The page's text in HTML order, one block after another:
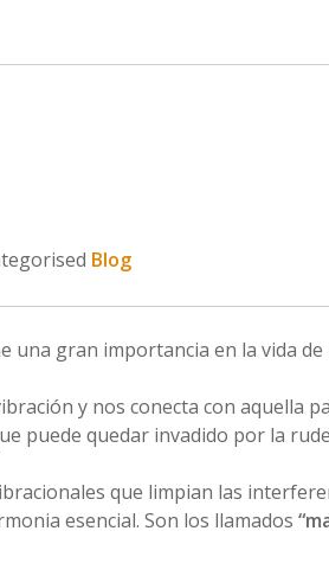
Blog
una gran importancia en la vida de
y nos conecta con aquella
puede quedar invadido por la
que limpian las
esencial. Son los llamados